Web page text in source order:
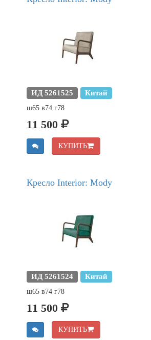
ИД 5261525 Китай
ш65 в74 г78
11 500
КУПИТЬ
Кресло Interior: Mody
ИД 5261524 Китай
ш65 в74 г78
11 500
КУПИТЬ